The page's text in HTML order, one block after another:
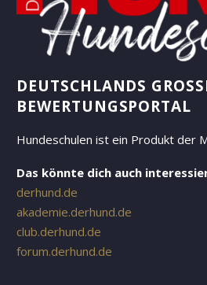
DEUTSCHLANDS
EWERTUNGSPORTAL
Hundeschulen ist ein Produkt der
Das könnte dich auch
derhund.de
akademie.derhund.de
club.derhund.de
forum.derhund.de